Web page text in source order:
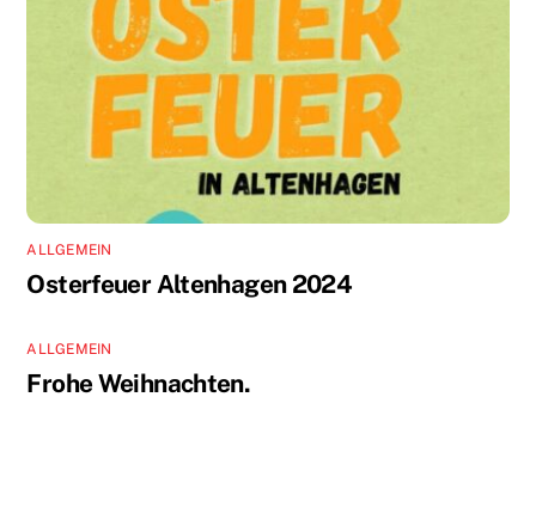
ALLGEMEIN
Osterfeuer Altenhagen 2024
ALLGEMEIN
Frohe Weihnachten.